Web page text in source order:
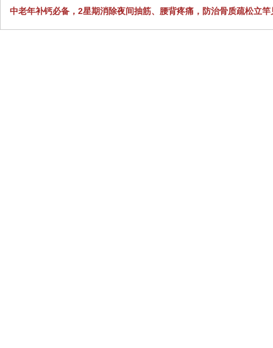
中老年补钙必备，2星期消除夜间抽筋、腰背疼痛，防治骨质疏松立竿